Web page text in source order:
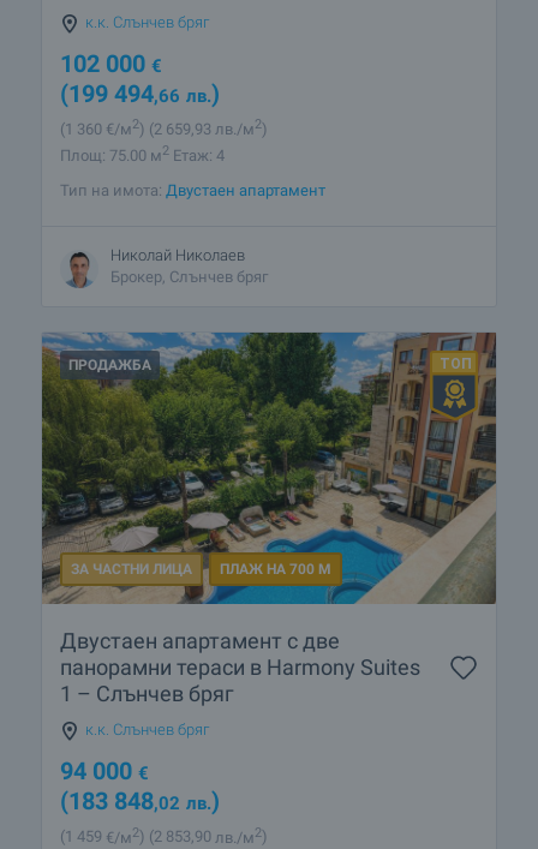
к.к. Слънчев бряг
102 000 €
(199 494,66 лв.)
(1 360 €/м2) (2 659,93 лв./м2)
Площ: 75.00 м2 Етаж: 4
Тип на имота: Двустаен апартамент
Николай Николаев
Брокер, Слънчев бряг
ПРОДАЖБА
ЗА ЧАСТНИ ЛИЦА ПЛАЖ НА 700 М
Двустаен апартамент с две
панорамни тераси в Harmony Suites
1 – Слънчев бряг
к.к. Слънчев бряг
94 000 €
(183 848,02 лв.)
(1 459 €/м2) (2 853,90 лв./м2)